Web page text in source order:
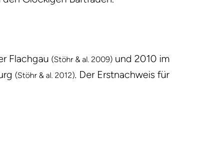
Flachgau (Stöhr & al. 2009) und 2010 im
(Stöhr & al. 2012). Der Erstnachweis für